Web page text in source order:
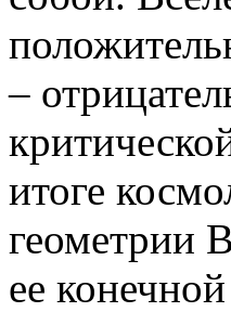
–
итоге
геометрии
ее